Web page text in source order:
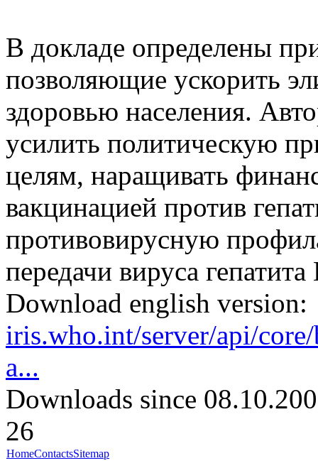
В докладе определены
позволяющие ускорить
здоровью населения.
усилить политическую
целям, наращивать
вакцинацией против
противовирусную
передачи вируса
Download english version:
iris.who.int/server/api/
a...
Downloads since
26
HomeContactsSitemap